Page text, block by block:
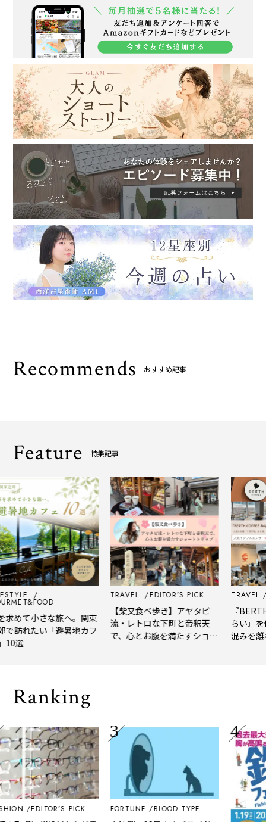
Recommends おすすめ記事
Feature 特集記事
て小さな旅へ。関東
れたい「避暑地カフ
TRAVEL EDITOR'S PICK
【柴又食べ歩き】アヤタビ
流・レトロな下町と帝釈天
で、心とお腹を満たすショー
TRAVEL
『BERTH
らい』を体
混みを離れて
Ranking
EDITOR'S PICK FORTUNE BLOOD TYPE